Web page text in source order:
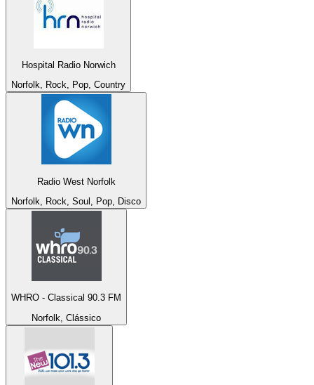
Hospital Radio Norwich
Norfolk, Rock, Pop, Country
Radio West Norfolk
Norfolk, Rock, Soul, Pop, Disco
WHRO - Classical 90.3 FM
Norfolk, Clássico